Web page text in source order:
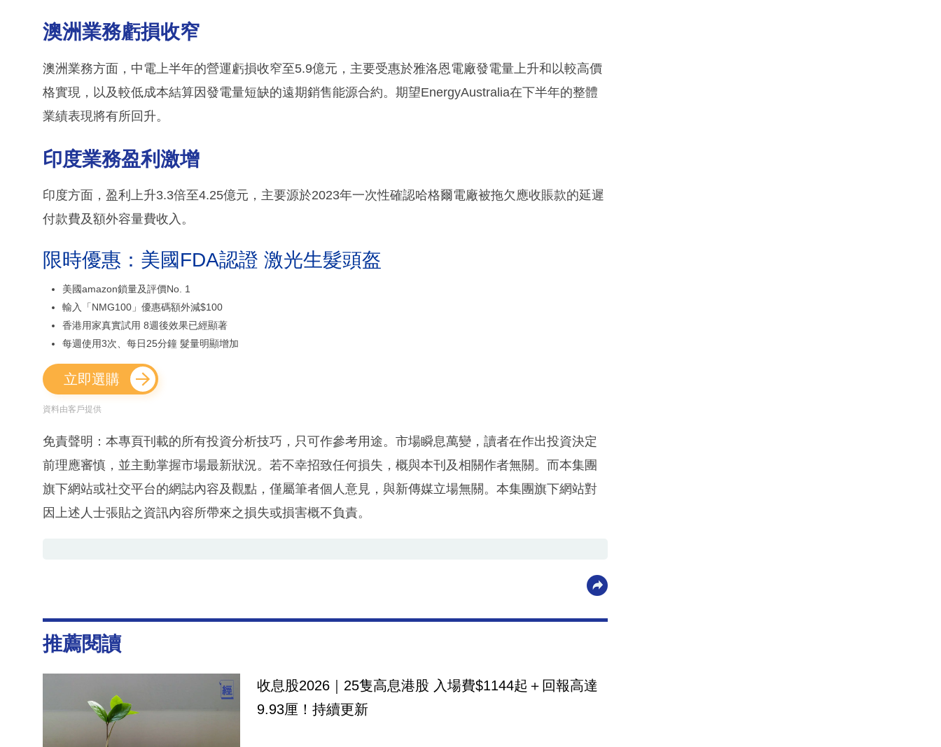
澳洲業務虧損收窄
澳洲業務方面，中電上半年的營運虧損收窄至5.9億元，主要受惠於雅洛恩電廠發電量上升和以較高價
格實現，以及較低成本結算因發電量短缺的遠期銷售能源合約。期望EnergyAustralia在下半年的整體
業績表現將有所回升。
印度業務盈利激增
印度方面，盈利上升3.3倍至4.25億元，主要源於2023年一次性確認哈格爾電廠被拖欠應收賬款的延遲
付款費及額外容量費收入。
限時優惠：美國FDA認證 激光生髮頭盔
美國amazon鎖量及評價No. 1
輸入「NMG100」優惠碼額外減$100
香港用家真實試用 8週後效果已經顯著
每週使用3次、每日25分鐘 髮量明顯增加
立即選購
資料由客戶提供
免責聲明：本專頁刊載的所有投資分析技巧，只可作參考用途。市場瞬息萬變，讀者在作出投資決定
前理應審慎，並主動掌握市場最新狀況。若不幸招致任何損失，概與本刊及相關作者無關。而本集團
旗下網站或社交平台的網誌內容及觀點，僅屬筆者個人意見，與新傳媒立場無關。本集團旗下網站對
因上述人士張貼之資訊內容所帶來之損失或損害概不負責。
推薦閱讀
收息股2026｜25隻高息港股 入場費$1144起＋回報高達
9.93厘！持續更新